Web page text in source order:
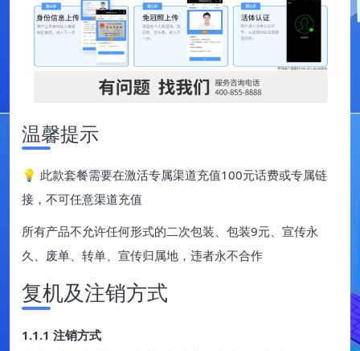
温馨提示
💡 此款套餐需要在激活专属渠道充值100元话费或专属链
接，不可任意渠道充值
所有产品不允许任何形式的二次包装、包装9元、宣传永
久、废单、转单、宣传归属地，违者永不合作
复机及注销方式
1.1.1 注销方式